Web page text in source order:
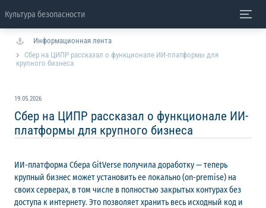
Культура безопасности
Информационная лента
Сбер на ЦИПР рассказал о функционале ИИ-платформы для
крупного бизнеса
19.05.2026
Сбер на ЦИПР рассказал о функционале ИИ-
платформы для крупного бизнеса
ИИ-платформа Сбера GitVerse получила доработку — теперь
крупный бизнес может установить ее локально (on-premise) на
своих серверах, в том числе в полностью закрытых контурах без
доступа к интернету. Это позволяет хранить весь исходный код и